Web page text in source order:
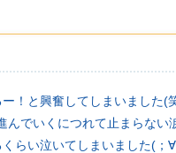
！と興奮してしまいました
んでいくにつれて止まらな
らい泣いてしまいました(